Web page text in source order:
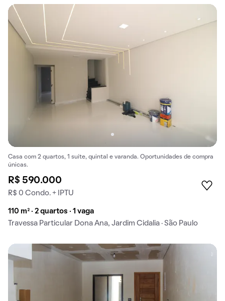
Casa com 2 quartos, 1 suíte, quintal e varanda. Oportunidades de compra
únicas.
R$ 590.000
R$ 0 Condo. + IPTU
110 m² · 2 quartos · 1 vaga
Travessa Particular Dona Ana, Jardim Cidalia · São Paulo